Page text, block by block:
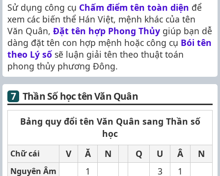
Sử dụng công cụ Chấm điểm tên toàn diện để
xem các biến thể Hán Việt, mệnh khác của tên
Văn Quân, Đặt tên hợp Phong Thủy giúp bạn dễ
dàng đặt tên con hợp mệnh hoặc công cụ Bói tên
theo Lý số sẽ luận giải tên theo thuật toán
phong thủy phương Đông.
Thần Số học tên Văn Quân
Bảng quy đổi tên Văn Quân sang Thần số
học
Chữ cái V Ă N Q U Â N
Nguyên Âm 1 3 1